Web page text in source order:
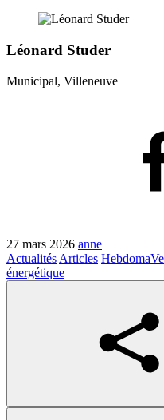
Léonard Studer
Municipal, Villeneuve
27 mars 2026 anne
Actualités Articles
énergétique